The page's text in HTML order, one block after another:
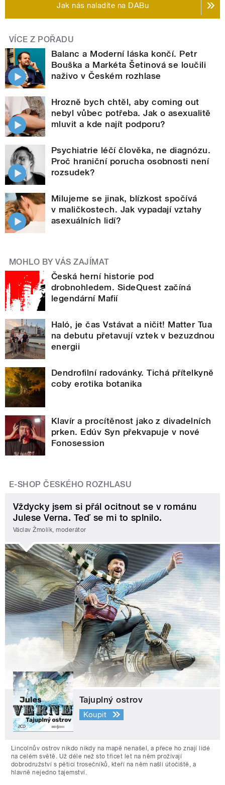
Jak nás naladíte na DABu
VÍCE Z POŘADU
Balanc a Moderní láska končí. Petr
Bouška a Markéta Šetinová se loučili
naživo v Českém rozhlase
Hrozně bych chtěl, aby coming out
nebyl vůbec potřeba. Jak o asexualitě
mluvit a kde najít podporu?
Psychiatrie léčí člověka, ne diagnózu.
Proč hraniční porucha osobnosti není
rozsudek?
Milujeme se jinak, blízkost spočívá
v maličkostech. Jak vypadají vztahy
asexuálních lidí?
MOHLO BY VÁS ZAJÍMAT
Česká herní historie pod
drobnohledem. SideQuest začíná
legendární Mafií
Haló, je čas Vstávat a ničit! Matter Tua
na debutu přetavují vztek v bezuzdnou
energii
Dendrofilní radovánky. Tichá přítelkyně
coby erotika botanika
Klavír a procítěnost jako z divadelních
prken. Edúv Syn překvapuje v nové
Fonosession
E-SHOP ČESKÉHO ROZHLASU
Vždycky jsem si přál ocitnout se v románu
Julese Verna. Teď se mi to splnilo.
Václav Žmolík, moderátor
Tajuplný ostrov
Koupit
Lincolnův ostrov nikdo nikdy na mapě nenašel, a přece ho znají lidé
na celém světě. Už déle než sto třicet let na něm prožívají
dobrodružství s pěticí trosečníků, kteří na něm našli útočiště, a
hlavně nejedno tajemství.